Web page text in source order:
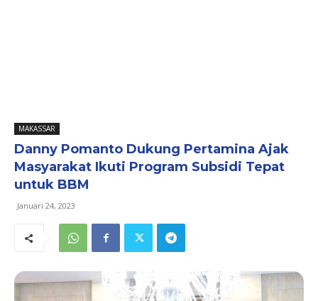
MAKASSAR
Danny Pomanto Dukung Pertamina Ajak
Masyarakat Ikuti Program Subsidi Tepat
untuk BBM
Januari 24, 2023